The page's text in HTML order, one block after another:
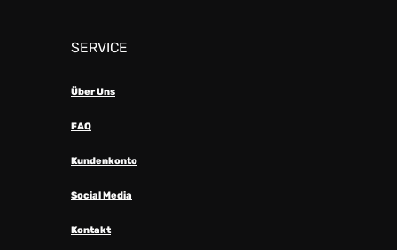
SERVICE
Über Uns
FAQ
Kundenkonto
Social Media
Kontakt